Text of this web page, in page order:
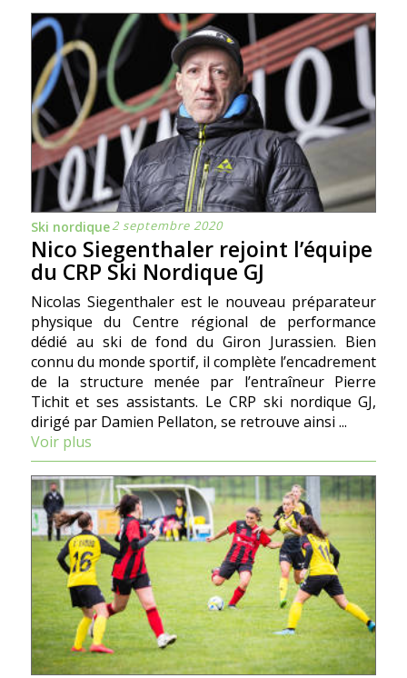
Ski nordique2 septembre 2020
Nico Siegenthaler rejoint l’équipe
du CRP Ski Nordique GJ
Nicolas Siegenthaler est le nouveau préparateur
physique du Centre régional de performance
dédié au ski de fond du Giron Jurassien. Bien
connu du monde sportif, il complète l’encadrement
de la structure menée par l’entraîneur Pierre
Tichit et ses assistants. Le CRP ski nordique GJ,
dirigé par Damien Pellaton, se retrouve ainsi ...
Voir plus